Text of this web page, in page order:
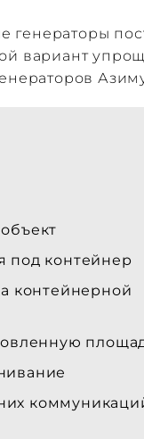
генераторы
вариант
под контейнер
контейнерной